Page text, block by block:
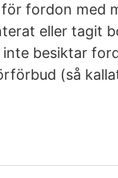
fordon med
eller tagit
inte besiktar
(så